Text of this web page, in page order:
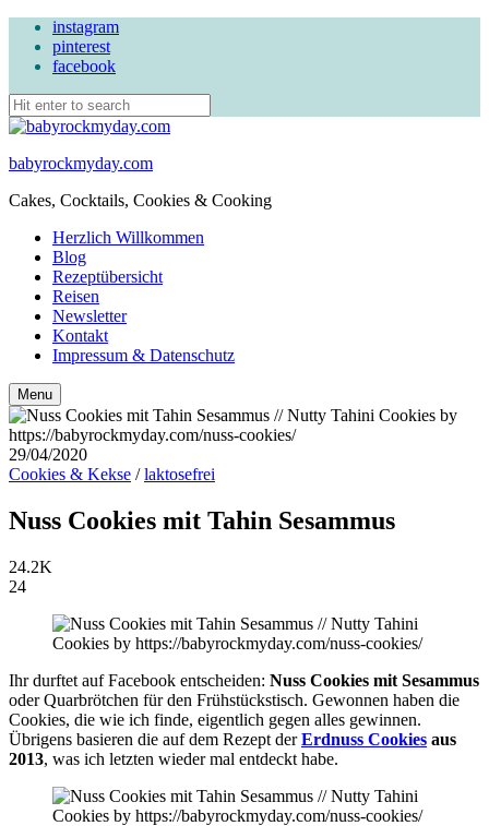
instagram
pinterest
facebook
babyrockmyday.com
Cakes, Cocktails, Cookies & Cooking
Herzlich Willkommen
Blog
Rezeptübersicht
Reisen
Newsletter
Kontakt
Impressum & Datenschutz
Search
Menu
29/04/2020
Cookies & Kekse /laktosefrei
Nuss Cookies mit Tahin Sesammus
24.2K
24
Ihr durftet auf Facebook entscheiden: Nuss Cookies mit Sesammus
oder Quarbrötchen für den Frühstückstisch. Gewonnen haben die
Cookies, die wie ich finde, eigentlich gegen alles gewinnen.
Übrigens basieren die auf dem Rezept derErdnuss Cookies aus
2013, was ich letzten wieder mal entdeckt habe.